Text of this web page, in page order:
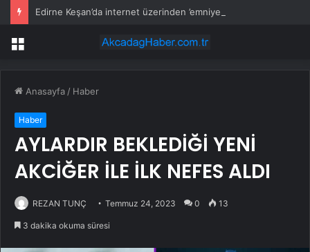
Menü
Anasayfa / Haber
Haber
AYLARDIR BEKLEDİĞİ YENİ
AKCİĞER İLE İLK NEFES ALDI
REZAN TUNÇ Temmuz 24, 2023 0 13
3 dakika okuma süresi